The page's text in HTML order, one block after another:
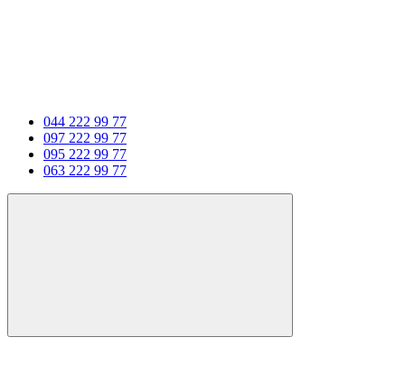
044 222 99 77
097 222 99 77
095 222 99 77
063 222 99 77